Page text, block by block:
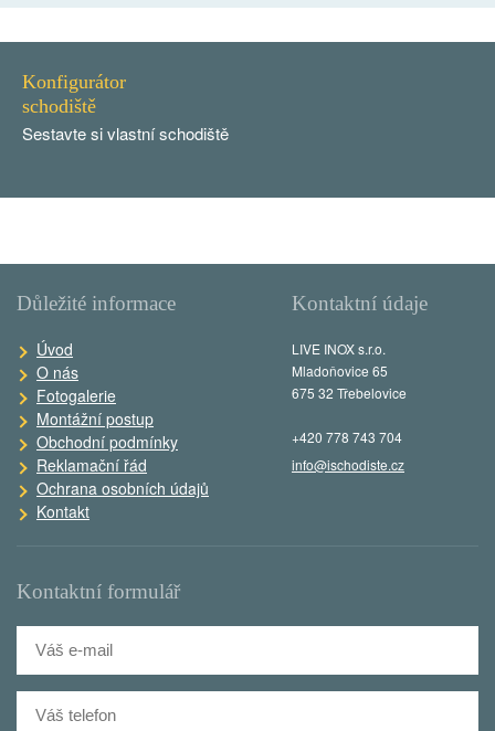
Konfigurátor
schodiště
Sestavte si vlastní schodiště
Důležité informace
Úvod
O nás
Fotogalerie
Montážní postup
Obchodní podmínky
Reklamační řád
Ochrana osobních údajů
Kontakt
Kontaktní formulář
Kontaktní údaje
LIVE INOX s.r.o.
Mladoňovice 65
675 32 Třebelovice
+420 778 743 704
info@ischodiste.cz